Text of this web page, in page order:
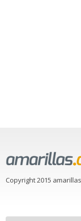
Copyright 2015